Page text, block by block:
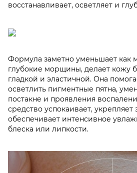
восстанавливает, осветляет и
Формула заметно уменьшает как
глубокие морщины, делает кожу
гладкой и эластичной. Она
осветлить пигментные пятна,
постакне и проявления
средство успокаивает,
обеспечивает интенсивное
блеска или липкости.